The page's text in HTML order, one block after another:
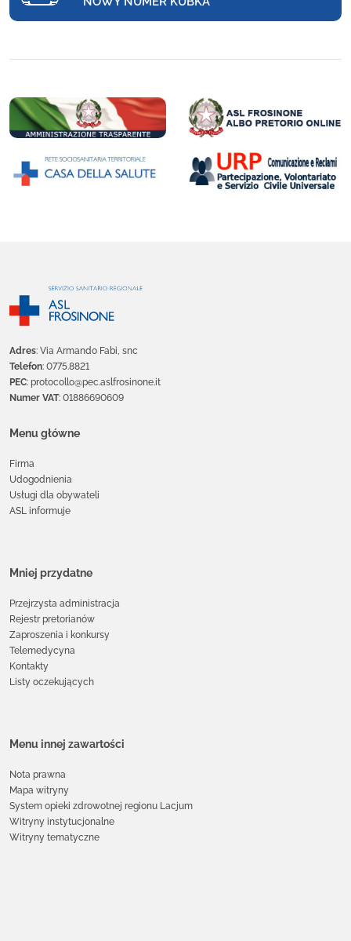
Adres: Via Armando Fabi, snc
Telefon: 0775.8821
PEC: protocollo@pec.aslfrosinone.it
Numer VAT: 01886690609
Menu główne
Firma
Udogodnienia
Usługi dla obywateli
ASL informuje
Mniej przydatne
Przejrzysta administracja
Rejestr pretorianów
Zaproszenia i konkursy
Telemedycyna
Kontakty
Listy oczekujących
Menu innej zawartości
Nota prawna
Mapa witryny
System opieki zdrowotnej regionu Lacjum
Witryny instytucjonalne
Witryny tematyczne